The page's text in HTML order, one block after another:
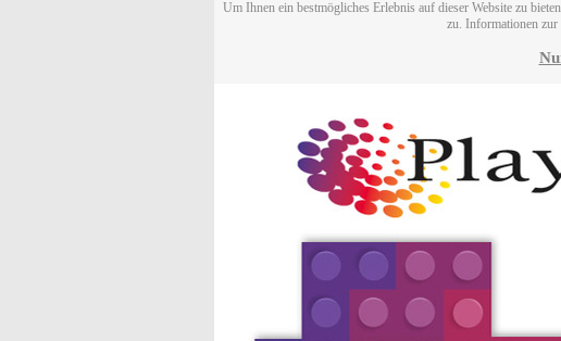
Um Ihnen ein bestmögliches Erlebnis auf dieser Website zu
zu. Informationen